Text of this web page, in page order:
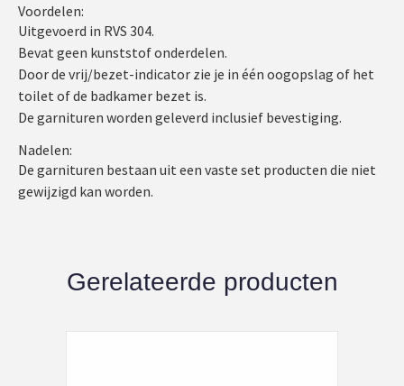
Voordelen:
Uitgevoerd in RVS 304.
Bevat geen kunststof onderdelen.
Door de vrij/bezet-indicator zie je in één oogopslag of het
toilet of de badkamer bezet is.
De garnituren worden geleverd inclusief bevestiging.
Nadelen:
De garnituren bestaan uit een vaste set producten die niet
gewijzigd kan worden.
Gerelateerde producten